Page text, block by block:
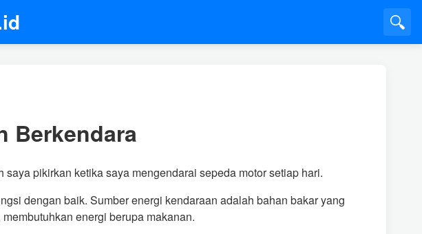
🔍
Berkendara
pikirkan ketika saya mengendarai sepeda motor setiap hari.
dengan baik. Sumber energi kendaraan adalah bahan bakar yang
energi berupa makanan.